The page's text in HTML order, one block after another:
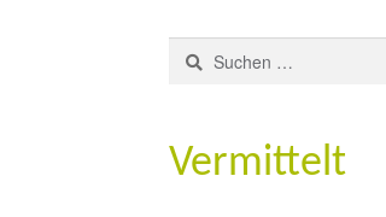
Suchen
nach:
Vermittelt